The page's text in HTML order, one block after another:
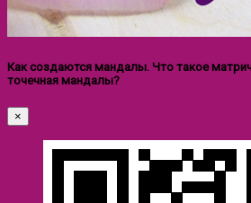
Как создаются мандалы. Что такое
точечная мандалы?
×